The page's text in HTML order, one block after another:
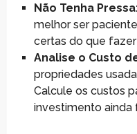
Não Tenha
melhor ser
certas do que
Analise o Custo
propriedades
Calcule os custos
investimento ainda